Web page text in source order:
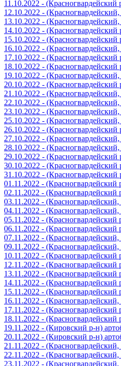
11.10.2022 -
12.10.2022 -
13.10.2022 -
14.10.2022 -
15.10.2022 -
16.10.2022 -
17.10.2022 -
18.10.2022 -
19.10.2022 -
20.10.2022 -
21.10.2022 -
22.10.2022 -
23.10.2022 -
25.10.2022 -
26.10.2022 -
27.10.2022 -
28.10.2022 -
29.10.2022 -
30.10.2022 -
31.10.2022 -
01.11.2022 -
02.11.2022 -
03.11.2022 -
04.11.2022 -
05.11.2022 -
06.11.2022 -
07.11.2022 -
09.11.2022 -
10.11.2022 -
12.11.2022 -
13.11.2022 -
14.11.2022 -
15.11.2022 -
16.11.2022 -
17.11.2022 -
18.11.2022 -
19.11.2022 - (Кировский р-н)
20.11.2022 - (Кировский р-н)
21.11.2022 -
22.11.2022 -
23.11.2022 -